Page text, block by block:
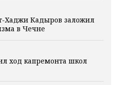
Хаджи Кадыров заложил
в Чечне
ход капремонта школ